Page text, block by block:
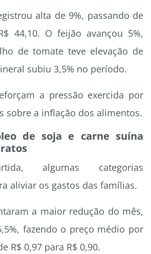
alta de 9%, passando de
44,10. O feijão avançou 5%,
de tomate teve elevação de
subiu 3,5% no período.
a pressão exercida por
sobre a inflação dos alimentos.
de soja e carne suína
algumas categorias
aliviar os gastos das famílias.
a maior redução do mês,
fazendo o preço médio por
R$ 0,97 para R$ 0,90.